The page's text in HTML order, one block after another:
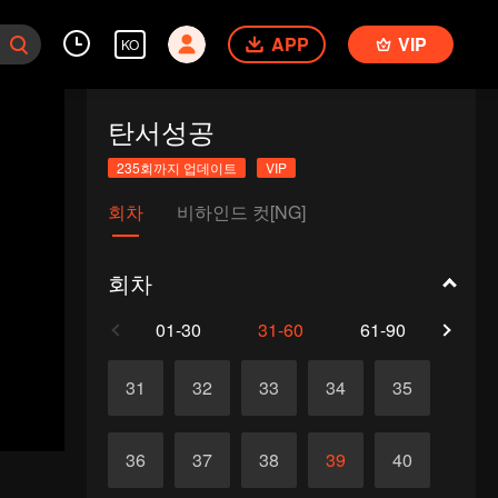
KO APP VIP
탄서성공
235회까지 업데이트 VIP
회차 비하인드 컷[NG]
회차
01-30 31-60 61-90
31 32 33 34 35
36 37 38 39 40